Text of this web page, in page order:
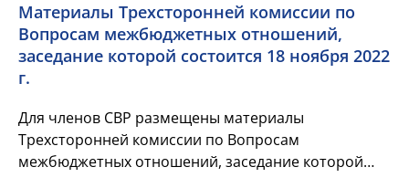
Материалы Трехсторонней комиссии по
Вопросам межбюджетных отношений,
заседание которой состоится 18 ноября 2022
г.
Для членов СВР размещены материалы
Трехсторонней комиссии по Вопросам
межбюджетных отношений, заседание которой